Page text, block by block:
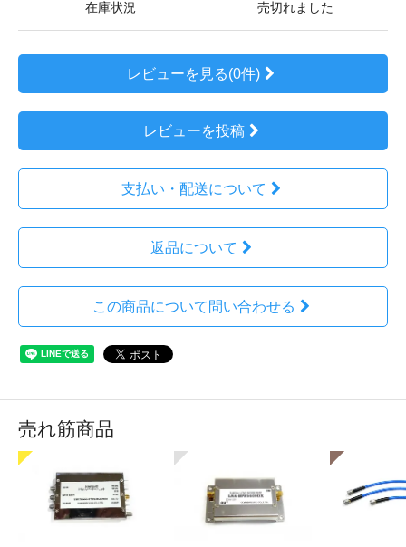
在庫状況 売切れました
レビューを見る(0件)
レビューを投稿
支払い・配送について
返品について
この商品について問い合わせる
売れ筋商品